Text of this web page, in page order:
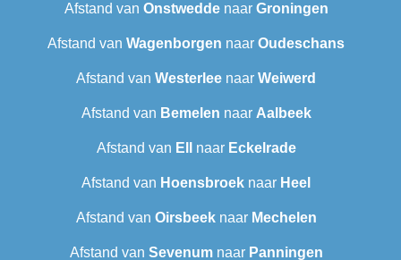
Afstand van Onstweddenaar Groningen
Afstand van Wagenborgen naar Oudeschans
Afstand van Westerlee naar Weiwerd
Afstand van Bemelen naar Aalbeek
Afstand van Ell naar Eckelrade
Afstand van Hoensbroek naar Heel
Afstand van Oirsbeeknaar Mechelen
Afstand van Sevenumnaar Panningen